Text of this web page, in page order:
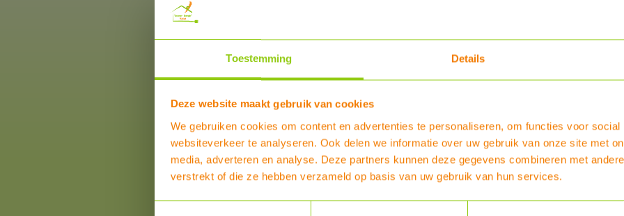
Toestemming Details
Deze website maakt gebruik van cookies
We gebruiken cookies om content en advertenties te personaliseren, om functies voor social
websiteverkeer te analyseren. Ook delen we informatie over uw gebruik van onze site met
media, adverteren en analyse. Deze partners kunnen deze gegevens combineren met
verstrekt of die ze hebben verzameld op basis van uw gebruik van hun services.
Laadregelaars voor
autonome systemen
Montagesystemen
installatie hulpmaterialen
Accu-aansluitklemmen,
zekeringhouders etc
Thuisbatterij
Installatiematerialen
De
Android
een